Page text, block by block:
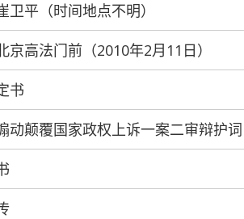
平（时间地点不明）
高法门前（2010年2月11日）
书
动颠覆国家政权上诉一案二审辩护词